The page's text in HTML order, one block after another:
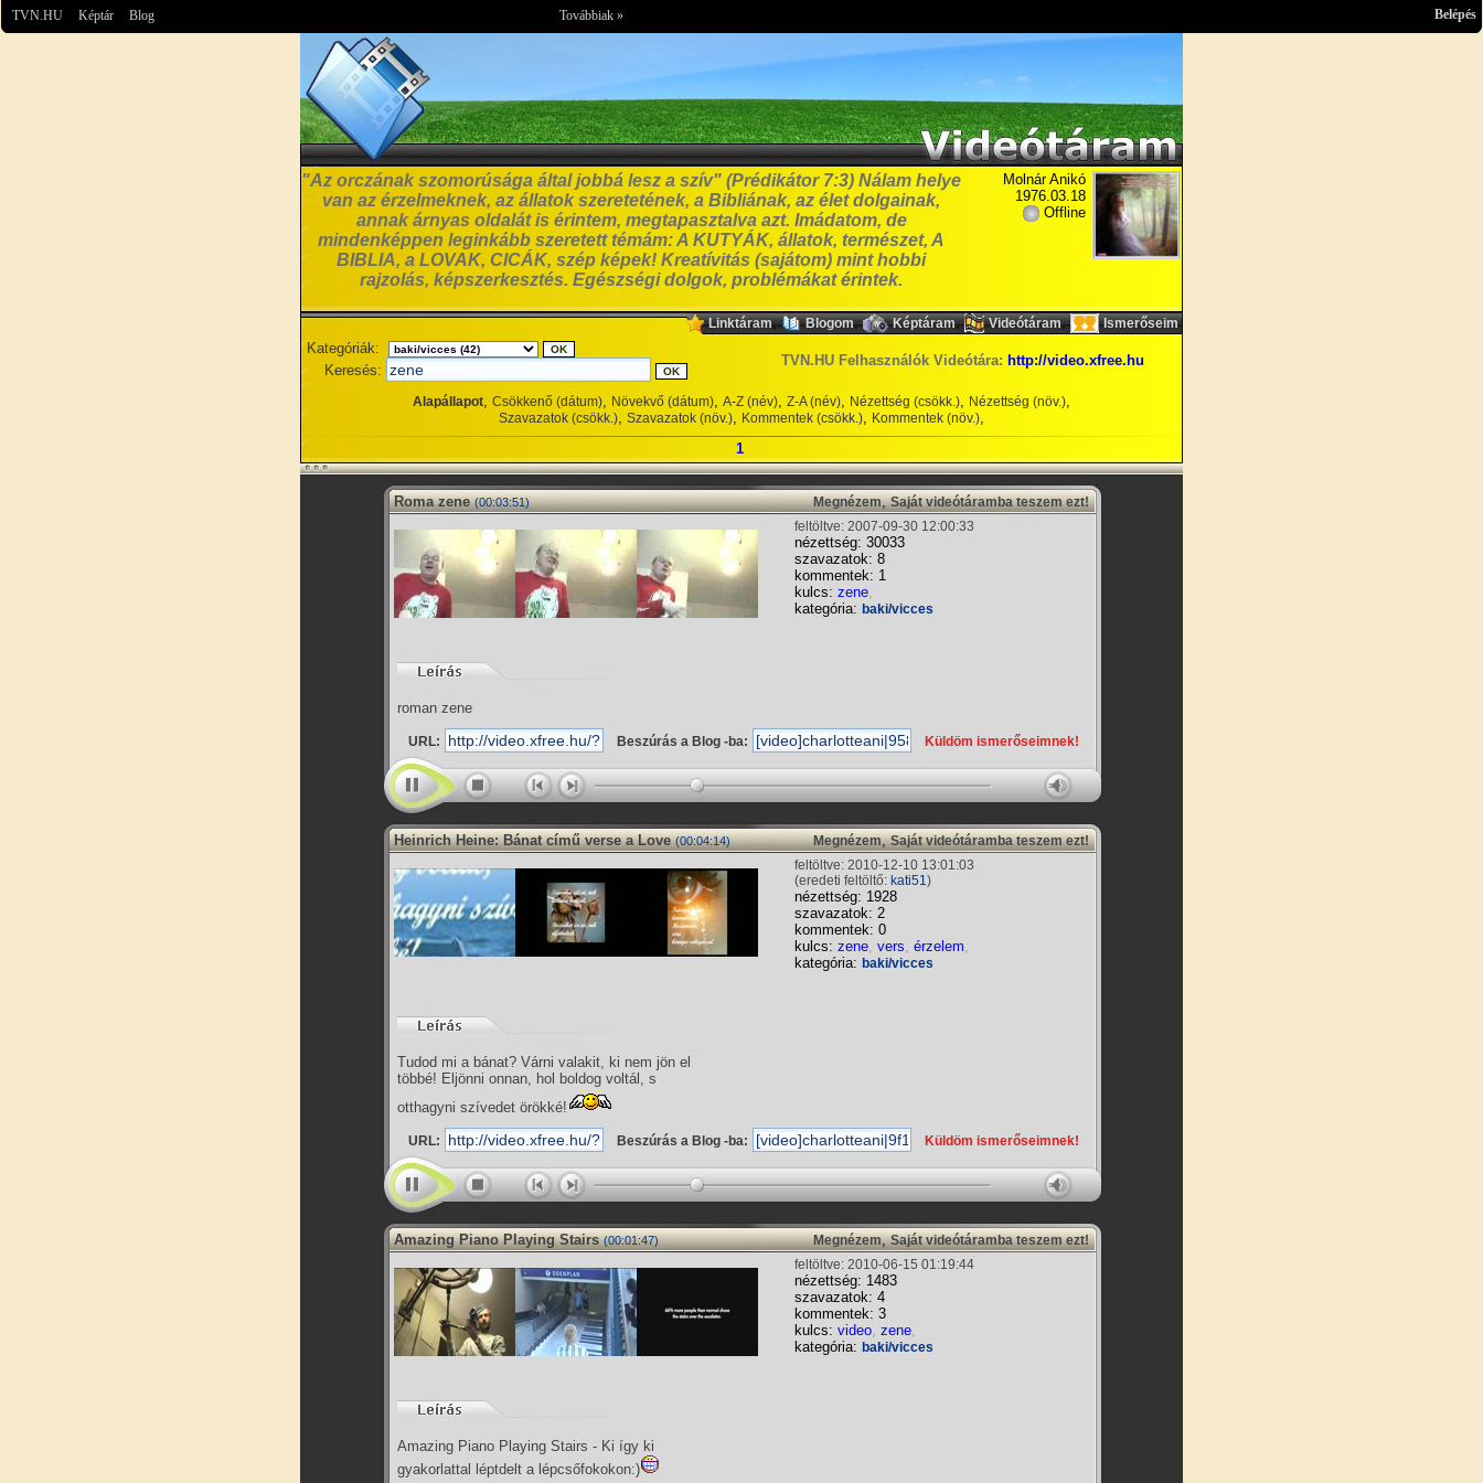
TVN.HU Képtár Blog Továbbiak » Belépés
"Az orczának szomorúsága által jobbá lesz a szív" (Prédikátor 7:3) Nálam helye
van az érzelmeknek, az állatok szeretetének, a Bibliának, az élet dolgainak,
annak árnyas oldalát is érintem, megtapasztalva azt. Imádatom, de
mindenképpen leginkább szeretett témám: A KUTYÁK, állatok, természet, A
BIBLIA, a LOVAK, CICÁK, szép képek! Kreatívitás (sajátom) mint hobbi
rajzolás, képszerkesztés. Egészségi dolgok, problémákat érintek.
Molnár Anikó
1976.03.18
Offline
Linktáram, Blogom, Képtáram, Videótáram, Ismerőseim
Kategóriák:
Keresés:
TVN.HU Felhasználók Videótára: http://video.xfree.hu
Alapállapot, Csökkenő (dátum), Növekvő (dátum), A-Z (név), Z-A (név), Nézettség (csökk.), Nézettség (növ.),
Szavazatok (csökk.), Szavazatok (növ.), Kommentek (csökk.), Kommentek (növ.),
1
Roma zene (00:03:51) Megnézem,Saját videótáramba teszem ezt!
feltöltve: 2007-09-30 12:00:33
nézettség: 30033
szavazatok: 8
kommentek: 1
kulcs: zene,
kategória: baki/vicces
roman zene
URL: Beszúrás a Blog -ba: Küldöm ismerőseimnek!
Heinrich Heine: Bánat című verse a Love (00:04:14) Megnézem,Saját videótáramba teszem ezt!
feltöltve: 2010-12-10 13:01:03
(eredeti feltöltő: kati51)
nézettség: 1928
szavazatok: 2
kommentek: 0
kulcs: zene, vers, érzelem,
kategória: baki/vicces
Tudod mi a bánat? Várni valakit, ki nem jön el
többé! Eljönni onnan, hol boldog voltál, s
otthagyni szívedet örökké!
URL: Beszúrás a Blog -ba: Küldöm ismerőseimnek!
Amazing Piano Playing Stairs (00:01:47) Megnézem,Saját videótáramba teszem ezt!
feltöltve: 2010-06-15 01:19:44
nézettség: 1483
szavazatok: 4
kommentek: 3
kulcs: video, zene,
kategória: baki/vicces
Amazing Piano Playing Stairs - Ki így ki
gyakorlattal léptdelt a lépcsőfokokon:)